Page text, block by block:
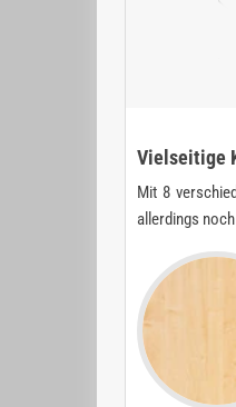
Vielseitige
Mit 8
allerdings